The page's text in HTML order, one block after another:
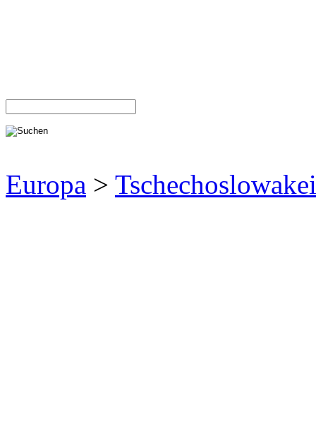
Europa > Tschechoslowakei